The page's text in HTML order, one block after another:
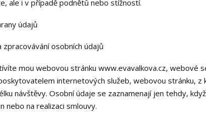
ale i v případě podnětů nebo stížností.
údajů
zpracovávání osobních údajů
mou webovou stránku www.evavalkova.cz,
internetových služeb, webovou stránku,
návštěvy. Osobní údaje se zaznamenají jen tehdy,
nebo na realizaci smlouvy.